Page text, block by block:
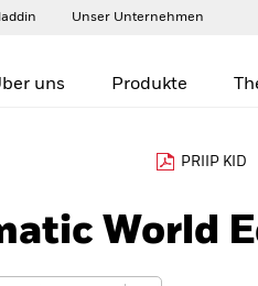
Unser Unternehmen
uns Produkte
PRIIP KID
World